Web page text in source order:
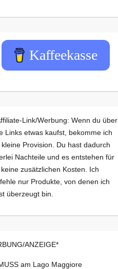
Kaffeekasse
Link/Werbung: Wenn du über
Links etwas kaufst, bekomme ich
Provision. Du hast dadurch
Nachteile und es entstehen für
zusätzlichen Kosten. Ich
nur Produkte, von denen ich
überzeugt bin.
ANZEIGE*
am Lago Maggiore